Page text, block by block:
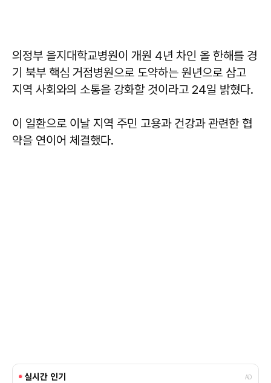
의정부 을지대학교병원이 개원 4년 차인 올 한해를 경
기 북부 핵심 거점병원으로 도약하는 원년으로 삼고
지역 사회와의 소통을 강화할 것이라고 24일 밝혔다.
이 일환으로 이날 지역 주민 고용과 건강과 관련한 협
약을 연이어 체결했다.